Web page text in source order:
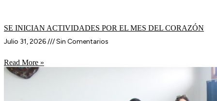
SE INICIAN ACTIVIDADES POR EL MES DEL CORAZÓN
Julio 31, 2026
Sin Comentarios
Read More »